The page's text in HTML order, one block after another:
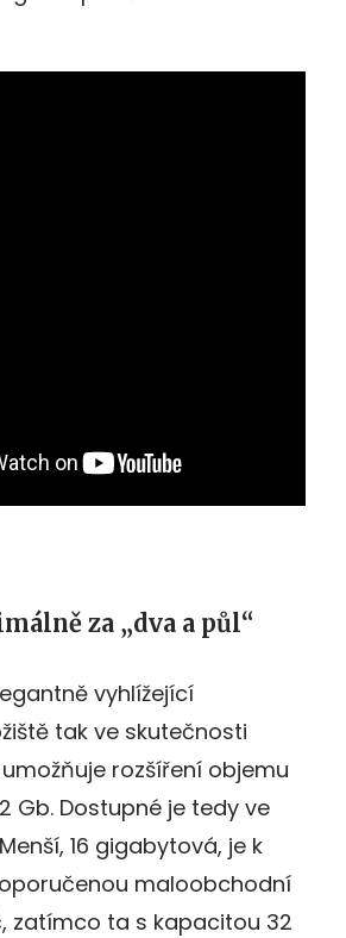
za „dva a půl“
vyhlížející
tak ve skutečnosti
rozšíření objemu
Gb. Dostupné je tedy ve
16 gigabytová, je k
maloobchodní
zatímco ta s kapacitou 32